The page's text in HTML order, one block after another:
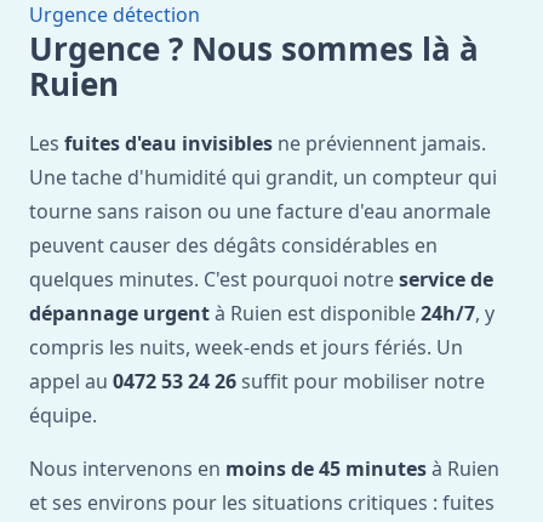
Urgence détection
Urgence ? Nous sommes là à
Ruien
Les fuites d'eau invisibles ne préviennent jamais.
Une tache d'humidité qui grandit, un compteur qui
tourne sans raison ou une facture d'eau anormale
peuvent causer des dégâts considérables en
quelques minutes. C'est pourquoi notreservice de
dépannage urgentà Ruien est disponible24h/7, y
compris les nuits, week-ends et jours fériés. Un
appel au 0472 53 24 26 suffit pour mobiliser notre
équipe.
Nous intervenons en moins de 45 minutesà Ruien
et ses environs pour les situations critiques : fuites